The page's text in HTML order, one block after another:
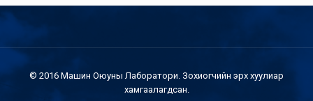
© 2016 Машин Оюуны Лаборатори. Зохиогчийн эрх хуулиар
хамгаалагдсан.